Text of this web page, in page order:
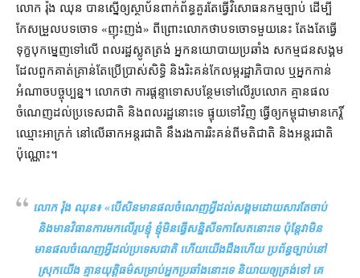
លោក រ៉ុង ឈុន បាន​ស្នើ​ឲ្យ​ស្ថាប័ន​ពាក់ព័ន្ធ​គួរតែ​ធ្វើ​វិសោធនកម្ម​ច្បាប់ ដើម្បី​
កែសម្រួល​បទ​ចោទ «ញុះញង់» ពីព្រោះ​លោ​កថាបទ​ចោទ​មួយ​នេះ តែងតែ​ធ្វើ
ទុក្ខបុកម្នេញ​ទៅលើ ពលរដ្ឋ​ស្លូតត្រង់ អ្នកនយោបាយ​ប្រឆាំង សកម្មជន​សង្គម
ដែល​ពួកគាត់​គ្រាន់តែ​ប្រើប្រាស់​សិទ្ធិ និង​រិះគន់​កែ​លម្អ​រដ្ឋាភិបាល ឬ​អ្នកកាន់
អំណាច​បច្ចុប្បន្ន​។ លោក​ថា ការ​ផ្ដន្ទាទោស​បន្ថែម​ទៅលើ​រូបលោក គ្មាន​ផល​
ចំណេញ​ដល់​ប្រទេសជាតិ និង​ពលរដ្ឋ​នោះ​ទេ ផ្ទុយទៅវិញ ធ្វើ​ឲ្យ​កម្ពុជា​មាន​កេរ្តិ៍​
ឈ្មោះ​អាក្រក់ នៅ​លើ​ឆាក​អន្តរជាតិ នឹង​រង​ការរិះគន់​ពី​មតិ​ជាតិ និង​អន្តរជាតិ​
ប៉ុណ្ណោះ។
លោក រ៉ុង ឈុន៖ «បើសិន​មាន​ផល​ចំណេញ​អ្វី​ដល់​សង្គម​ដោយសារតែ​ចាប់
និង​មាន​វិធានការ​មក​លើ​រូប​ខ្ញុំ ខ្ញុំ​មិន​ធ្វើ​សន្និសីទ​កាសែត​នោះ​ទេ ប៉ុន្តែ​វា​មិន​
មាន​ផល​ចំណេញ​អ្វី​ដល់​ប្រទេសជាតិ ហើយ​យើង​ដឹង​ហើយ ប្រព័ន្ធ​ច្បាប់​នៅ​
ស្រុក​យើង គ្មាន​យុត្តិធម៌​សម្រាប់​អ្នកប្រឆាំង​នោះ​ទេ និយាយ​ឲ្យ​ត្រង់​ទៅ គេ​